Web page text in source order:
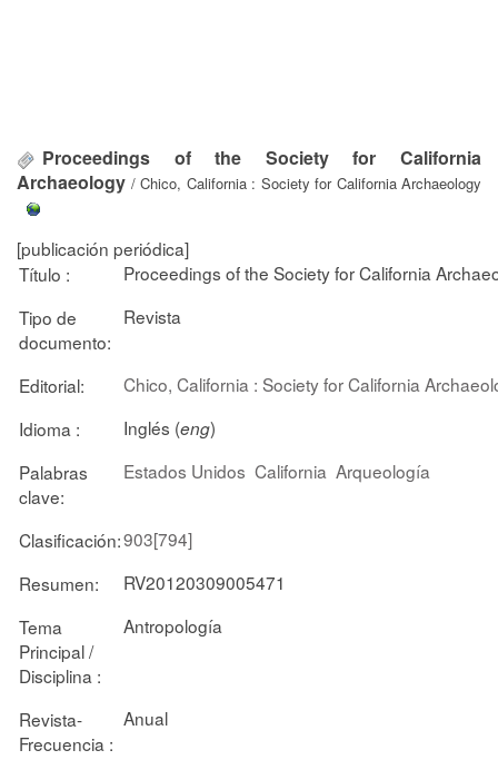
Proceedings of the Society for California
Archaeology / Chico, California : Society for California Archaeology
[publicación periódica]
Título :
Proceedings of the Society for California
Tipo de
documento:
Revista
Editorial:
Chico, California : Society for California
Idioma :
Inglés (eng)
Palabras
clave:
Estados Unidos California Arqueología
Clasificación:903[794]
Resumen:
RV20120309005471
Tema
Principal /
Disciplina :
Antropología
Revista-
Frecuencia :
Anual